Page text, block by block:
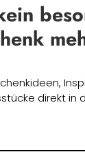
direkt in